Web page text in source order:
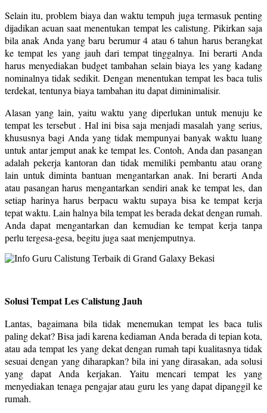
Selain itu, problem biaya dan waktu tempuh juga termasuk penting
dijadikan acuan saat menentukan tempat les calistung. Pikirkan saja
bila anak Anda yang baru berumur 4 atau 6 tahun harus berangkat
ke tempat les yang jauh dari tempat tinggalnya. Ini berarti Anda
harus menyediakan budget tambahan selain biaya les yang kadang
nominalnya tidak sedikit. Dengan menentukan tempat les baca tulis
terdekat, tentunya biaya tambahan itu dapat diminimalisir.
Alasan yang lain, yaitu waktu yang diperlukan untuk menuju ke
tempat les tersebut . Hal ini bisa saja menjadi masalah yang serius,
khususnya bagi Anda yang tidak mempunyai banyak waktu luang
untuk antar jemput anak ke tempat les. Contoh, Anda dan pasangan
adalah pekerja kantoran dan tidak memiliki pembantu atau orang
lain untuk diminta bantuan mengantarkan anak. Ini berarti Anda
atau pasangan harus mengantarkan sendiri anak ke tempat les, dan
setiap harinya harus berpacu waktu supaya bisa ke tempat kerja
tepat waktu. Lain halnya bila tempat les berada dekat dengan rumah.
Anda dapat mengantarkan dan kemudian ke tempat kerja tanpa
perlu tergesa-gesa, begitu juga saat menjemputnya.
Solusi Tempat Les Calistung Jauh
Lantas, bagaimana bila tidak menemukan tempat les baca tulis
paling dekat? Bisa jadi karena kediaman Anda berada di tepian kota,
atau ada tempat les yang dekat dengan rumah tapi kualitasnya tidak
sesuai dengan yang diharapkan? bila ini yang dirasakan, ada solusi
yang dapat Anda kerjakan. Yaitu mencari tempat les yang
menyediakan tenaga pengajar atau guru les yang dapat dipanggil ke
rumah.